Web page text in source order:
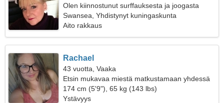
Olen kiinnostunut surffauksesta ja joogasta
Swansea, Yhdistynyt kuningaskunta
Aito rakkaus
Rachael
43 vuotta, Vaaka
Etsin mukavaa miestä matkustamaan yhdessä
174 cm (5'9"), 65 kg (143 lbs)
Ystävyys